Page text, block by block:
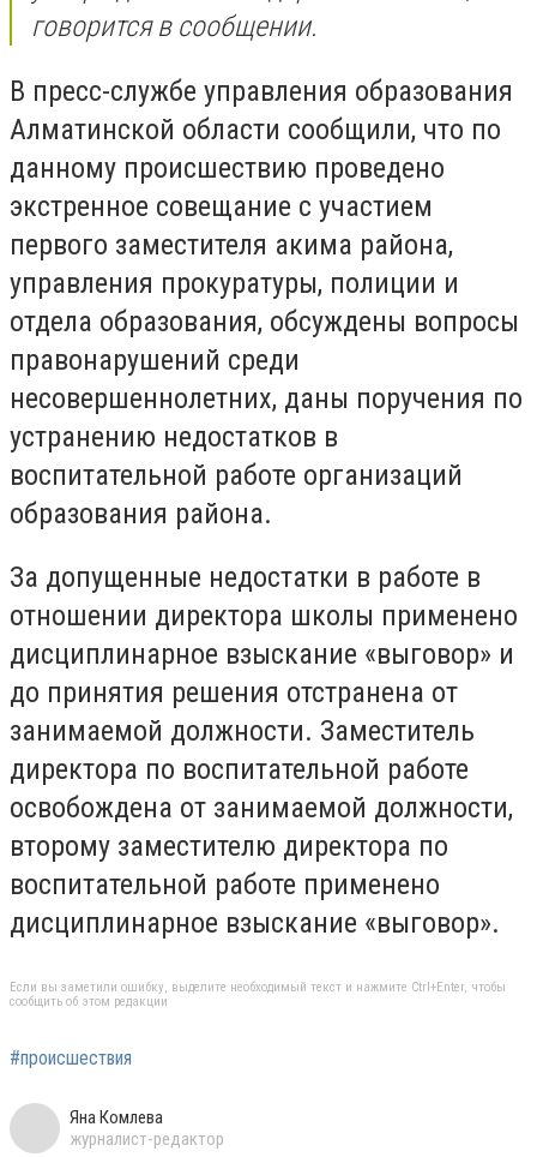
говорится в сообщении.
В пресс-службе управления образования
Алматинской области сообщили, что по
данному происшествию проведено
экстренное совещание с участием
первого заместителя акима района,
управления прокуратуры, полиции и
отдела образования, обсуждены вопросы
правонарушений среди
несовершеннолетних, даны поручения по
устранению недостатков в
воспитательной работе организаций
образования района.
За допущенные недостатки в работе в
отношении директора школы применено
дисциплинарное взыскание «выговор» и
до принятия решения отстранена от
занимаемой должности. Заместитель
директора по воспитательной работе
освобождена от занимаемой должности,
второму заместителю директора по
воспитательной работе применено
дисциплинарное взыскание «выговор».
Если вы заметили ошибку, выделите необходимый текст и нажмите Ctrl+Enter, чтобы
сообщить об этом редакции
#происшествия
Яна Комлева
журналист-редактор